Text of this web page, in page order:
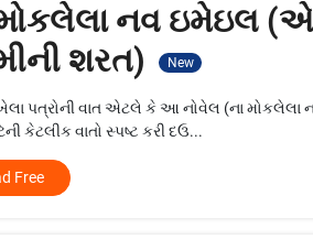
નવ ઇમેઇલ
શરત)
New
પત્રોની વાત એટલે કે આ નોવેલ (ના
કેટલીક વાતો સ્પષ્ટ કરી દઉ...
Free